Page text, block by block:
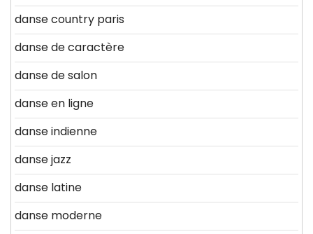
danse country paris
danse de caractère
danse de salon
danse en ligne
danse indienne
danse jazz
danse latine
danse moderne